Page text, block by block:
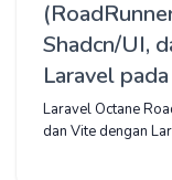
Shadcn/UI,
Laravel
Laravel Octane
dan Vite dengan